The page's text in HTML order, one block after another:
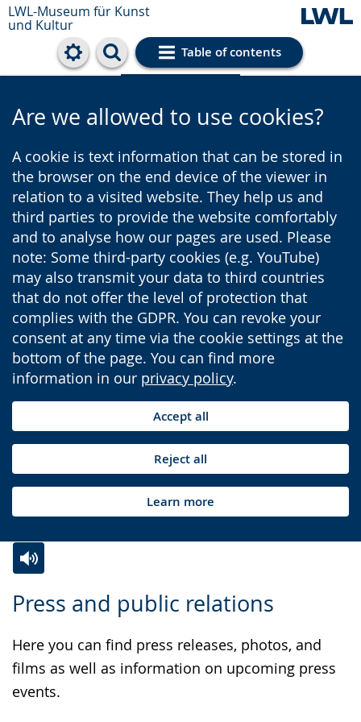
LWL-Museum für Kunst
und Kultur
Table of contents
Cookie settings
Are we allowed to use cookies?
A cookie is text information that can be stored in
the browser on the end device of the viewer in
relation to a visited website. They help us and
third parties to provide the website comfortably
and to analyse how our pages are used. Please
note: Some third-party cookies (e.g. YouTube)
may also transmit your data to third countries
that do not offer the level of protection that
complies with the GDPR. You can revoke your
consent at any time via the cookie settings at the
bottom of the page. You can find more
information in our privacy policy.
Accept all
Reject all
Learn more
Press and public relations
Here you can find press releases, photos, and
films as well as information on upcoming press
events.
to
language.
audio
video
open
up
presenting